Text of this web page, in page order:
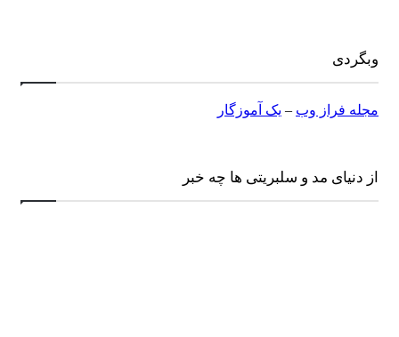
وبگردی
مجله فراز وب– یک آموزگار
از دنیای مد و سلبریتی ها چه خبر